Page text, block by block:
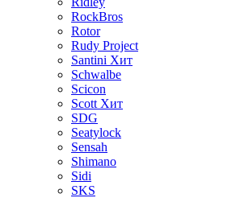
RockBros
Rotor
Rudy Project
Santini Хит
Schwalbe
Scicon
Scott Хит
SDG
Seatylock
Sensah
Shimano
Sidi
SKS